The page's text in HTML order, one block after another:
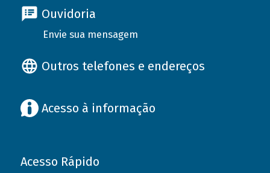
Ouvidoria
Envie sua mensagem
Outros telefones e endereços
Acesso à informação
Acesso Rápido